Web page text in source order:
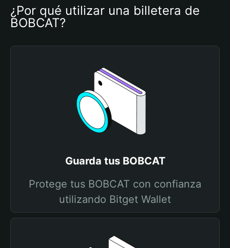
¿Por qué utilizar una billetera de
BOBCAT?
Guarda tus BOBCAT
Protege tus BOBCAT con confianza
utilizando Bitget Wallet